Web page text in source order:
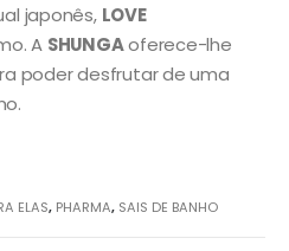
japonês, LOVE
A SHUNGAoferece-lhe
poder desfrutar de uma
ELAS, PHARMA, SAIS DE BANHO